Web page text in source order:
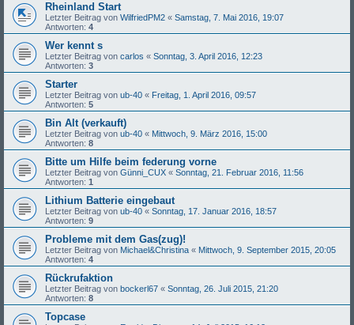
Rheinland Start
Letzter Beitrag von WilfriedPM2 « Samstag, 7. Mai 2016, 19:07
Antworten: 4
Wer kennt s
Letzter Beitrag von carlos « Sonntag, 3. April 2016, 12:23
Antworten: 3
Starter
Letzter Beitrag von ub-40 « Freitag, 1. April 2016, 09:57
Antworten: 5
Bin Alt (verkauft)
Letzter Beitrag von ub-40 « Mittwoch, 9. März 2016, 15:00
Antworten: 8
Bitte um Hilfe beim federung vorne
Letzter Beitrag von Günni_CUX « Sonntag, 21. Februar 2016, 11:56
Antworten: 1
Lithium Batterie eingebaut
Letzter Beitrag von ub-40 « Sonntag, 17. Januar 2016, 18:57
Antworten: 9
Probleme mit dem Gas(zug)!
Letzter Beitrag von Michael&Christina « Mittwoch, 9. September 2015, 20:05
Antworten: 4
Rückrufaktion
Letzter Beitrag von bockerl67 « Sonntag, 26. Juli 2015, 21:20
Antworten: 8
Topcase